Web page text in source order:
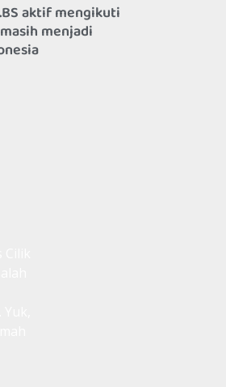
aktif mengikuti
menjadi